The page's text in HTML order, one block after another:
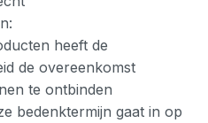
heeft de
de overeenkomst
te ontbinden
bedenktermijn gaat in op